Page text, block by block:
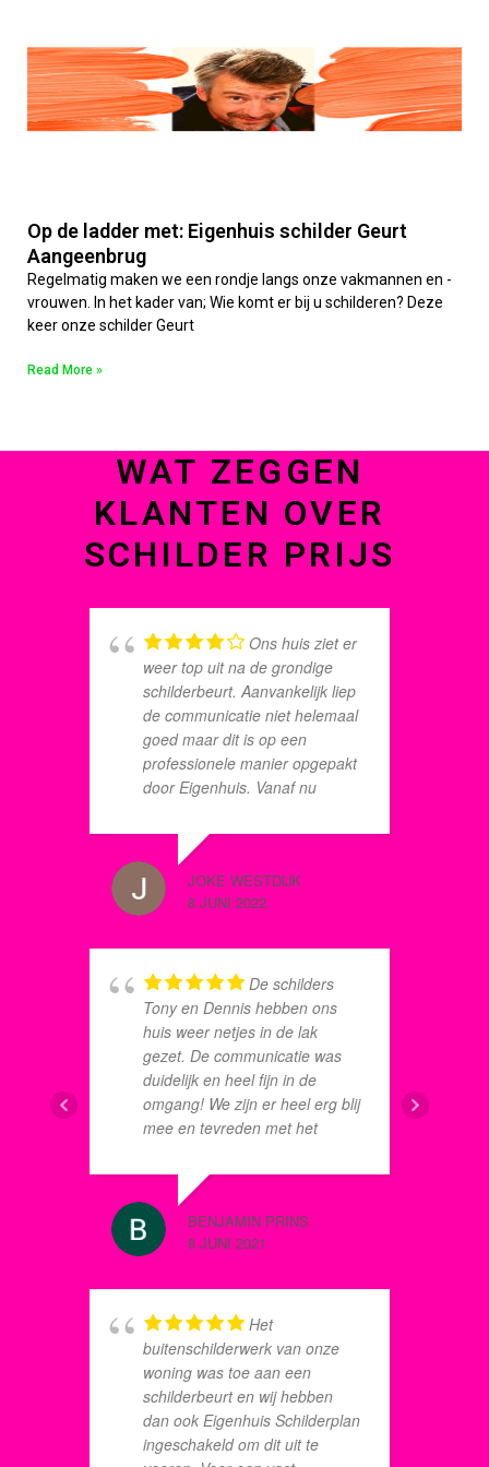
Op de ladder met: Eigenhuis schilder Geurt
Aangeenbrug
Regelmatig maken we een rondje langs onze vakmannen en -
vrouwen. In het kader van; Wie komt er bij u schilderen? Deze
keer onze schilder Geurt
Read More »
WAT ZEGGEN
KLANTEN OVER
SCHILDER PRIJS
Ons huis ziet er
weer top uit na de grondige
schilderbeurt. Aanvankelijk liep
de communicatie niet helemaal
goed maar dit is op een
professionele manier opgepakt
door Eigenhuis. Vanaf nu
daarmee weten we precies
voor hoeveel ons huis qua
schilderwerk in goede staat
blijft. Een aanrader dus!
JOKE WESTDIJK
8 JUNI 2022
De schilders
Tony en Dennis hebben ons
huis weer netjes in de lak
gezet. De communicatie was
duidelijk en heel fijn in de
omgang! We zijn er heel erg blij
mee en tevreden met het
BENJAMIN PRINS
8 JUNI 2021
Het
buitenschilderwerk van onze
woning was toe aan een
schilderbeurt en wij hebben
dan ook Eigenhuis Schilderplan
ingeschakeld om dit uit te